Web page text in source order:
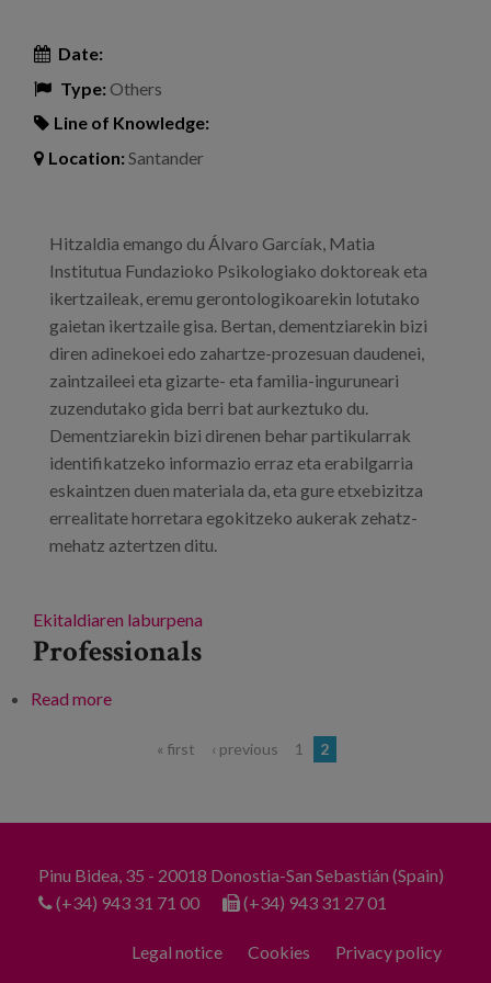
Date:
Type:Others
Line of Knowledge:
Location:Santander
Hitzaldia emango du Álvaro Garcíak, Matia
Institutua Fundazioko Psikologiako doktoreak eta
ikertzaileak, eremu gerontologikoarekin lotutako
gaietan ikertzaile gisa. Bertan, dementziarekin bizi
diren adinekoei edo zahartze-prozesuan daudenei,
zaintzaileei eta gizarte- eta familia-inguruneari
zuzendutako gida berri bat aurkeztuko du.
Dementziarekin bizi direnen behar partikularrak
identifikatzeko informazio erraz eta erabilgarria
eskaintzen duen materiala da, eta gure etxebizitza
errealitate horretara egokitzeko aukerak zehatz-
mehatz aztertzen ditu.
Ekitaldiaren laburpena
Professionals
Read moreabout Ongizate eta Osasun Katedra: aurkezpena:
« first ‹ previous 1 2
Pinu Bidea, 35 - 20018 Donostia-San Sebastián (Spain)
(+34) 943 31 71 00
(+34) 943 31 27 01
Legal notice Cookies Privacy policy